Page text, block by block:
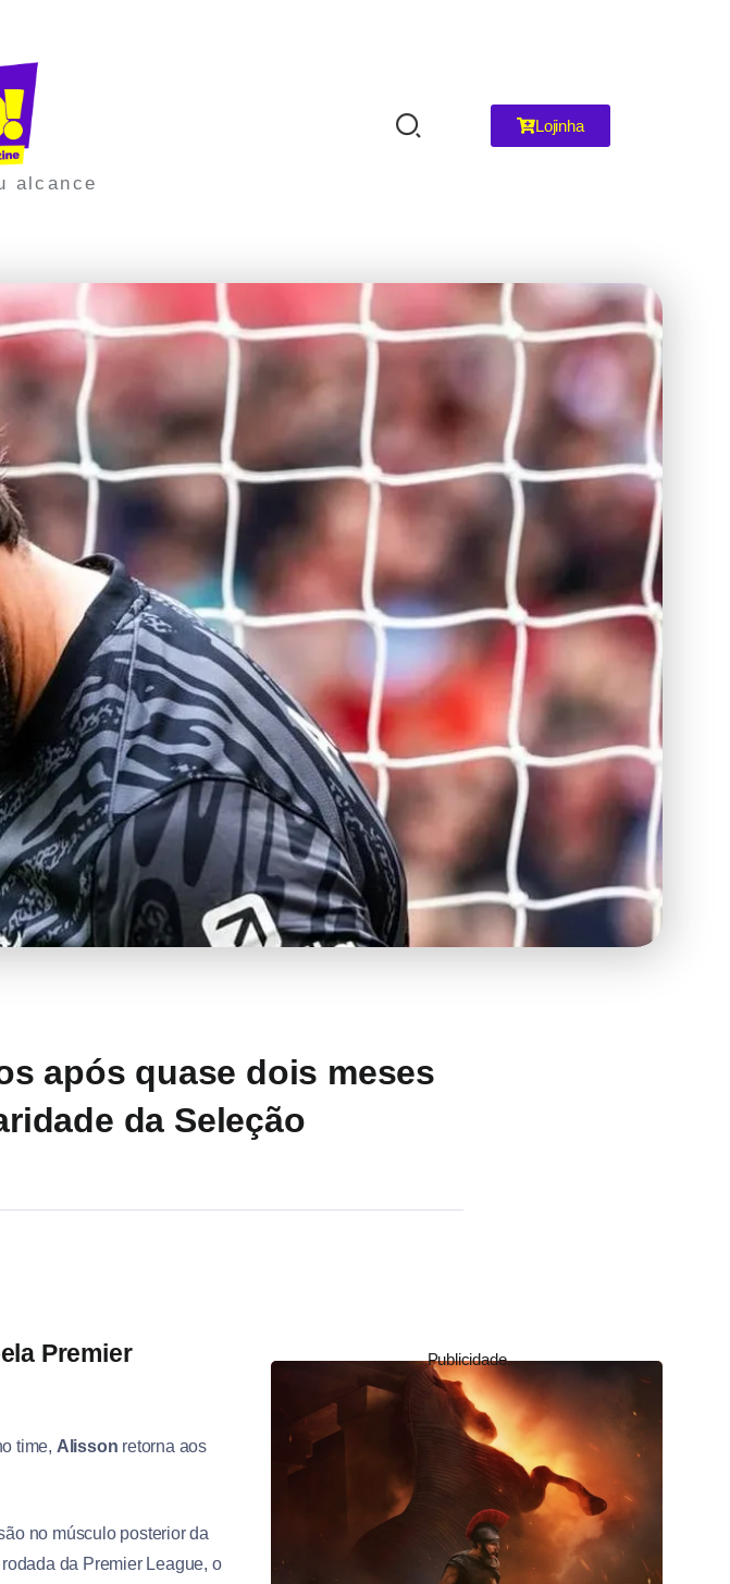
alcance
Lojinha
após quase dois meses
da Seleção
Premier
time, Alisson retorna aos
no músculo posterior da
da Premier League, o
Publicidade